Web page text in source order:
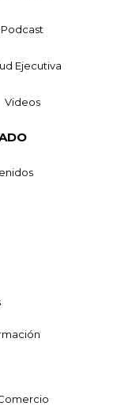
Podcast
Ejecutiva
Videos